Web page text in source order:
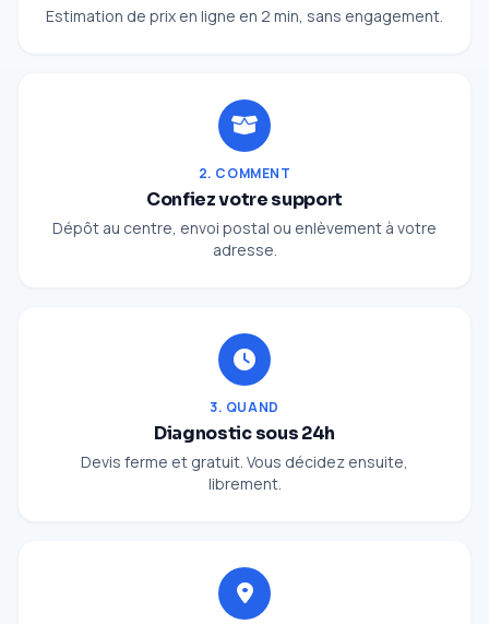
Estimation de prix en ligne en 2 min, sans engagement.
2. COMMENT
Confiez votre support
Dépôt au centre, envoi postal ou enlèvement à votre
adresse.
3. QUAND
Diagnostic sous 24h
Devis ferme et gratuit. Vous décidez ensuite,
librement.